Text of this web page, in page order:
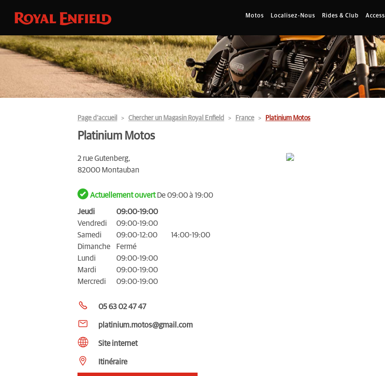
Motos Localisez-Nous Rides & Club
Page d’accueil Chercher un Magasin Royal Enfield France Platinium Motos
Platinium Motos
2 rue Gutenberg,
82000 Montauban
Actuellement ouvertDe 09:00 à 19:00
Jeudi
09:00-19:00
Vendredi
09:00-19:00
Samedi
09:00-12:00
14:00-19:00
Dimanche
Fermé
Lundi
09:00-19:00
Mardi
09:00-19:00
Mercredi
09:00-19:00
05 63 02 47 47
platinium.motos@gmail.com
Site internet
Itinéraire